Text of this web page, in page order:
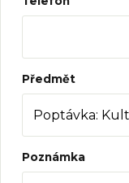
Předmět
Poznámka